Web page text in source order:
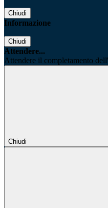
Chiudi
Informazione
Chiudi
Attendere...
Attendere il completamento
Chiudi